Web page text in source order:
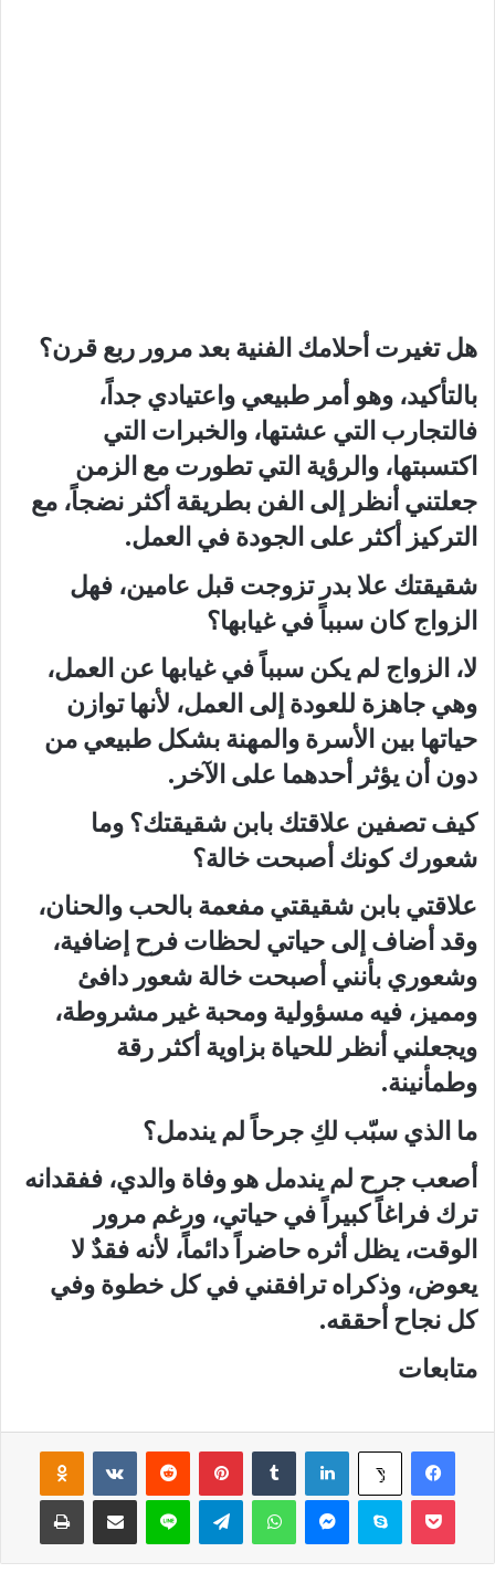
هل تغيرت أحلامك الفنية بعد مرور ربع قرن؟
بالتأكيد، وهو أمر طبيعي واعتيادي جداً،
فالتجارب التي عشتها، والخبرات التي
اكتسبتها، والرؤية التي تطورت مع الزمن
جعلتني أنظر إلى الفن بطريقة أكثر نضجاً، مع
التركيز أكثر على الجودة في العمل.
شقيقتك علا بدر تزوجت قبل عامين، فهل
الزواج كان سبباً في غيابها؟
لا، الزواج لم يكن سبباً في غيابها عن العمل،
وهي جاهزة للعودة إلى العمل، لأنها توازن
حياتها بين الأسرة والمهنة بشكل طبيعي من
دون أن يؤثر أحدهما على الآخر.
كيف تصفين علاقتك بابن شقيقتك؟ وما
شعورك كونك أصبحت خالة؟
علاقتي بابن شقيقتي مفعمة بالحب والحنان،
وقد أضاف إلى حياتي لحظات فرح إضافية،
وشعوري بأنني أصبحت خالة شعور دافئ
ومميز، فيه مسؤولية ومحبة غير مشروطة،
ويجعلني أنظر للحياة بزاوية أكثر رقة
وطمأنينة.
ما الذي سبّب لكِ جرحاً لم يندمل؟
أصعب جرح لم يندمل هو وفاة والدي، ففقدانه
ترك فراغاً كبيراً في حياتي، ورغم مرور
الوقت، يظل أثره حاضراً دائماً، لأنه فقدٌ لا
يعوض، وذكراه ترافقني في كل خطوة وفي
كل نجاح أحققه.
متابعات
فيسبوك ‫X لينكدإن بينتيريست
سكايب واتساب لاين